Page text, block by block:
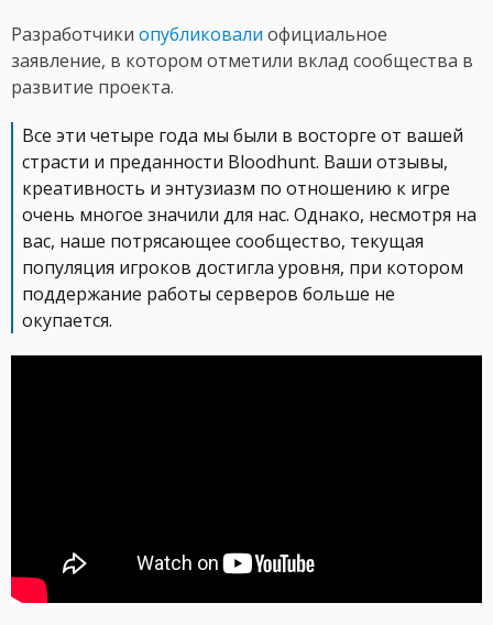
Разработчики опубликовали официальное
заявление, в котором отметили вклад сообщества в
развитие проекта.
Все эти четыре года мы были в восторге от вашей
страсти и преданности Bloodhunt. Ваши отзывы,
креативность и энтузиазм по отношению к игре
очень многое значили для нас. Однако, несмотря на
вас, наше потрясающее сообщество, текущая
популяция игроков достигла уровня, при котором
поддержание работы серверов больше не
окупается.